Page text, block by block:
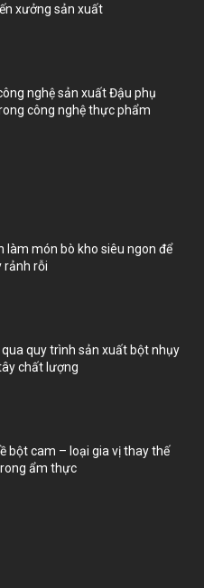
xưởng sản xuất
nghệ sản xuất Đậu phụ
công nghệ thực phẩm
làm món bò kho siêu ngon để
rảnh rỗi
qua quy trình sản xuất bột nhụy
chất lượng
bột cam – loại gia vị thay thế
ẩm thực